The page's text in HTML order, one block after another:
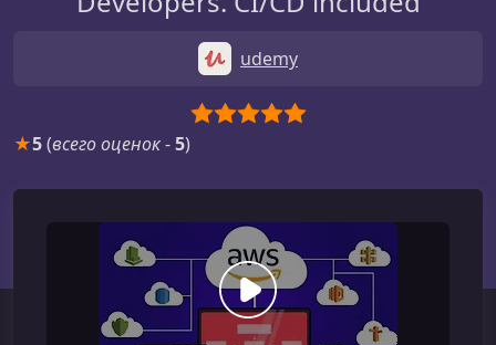
udemy
★5(всего оценок-5)